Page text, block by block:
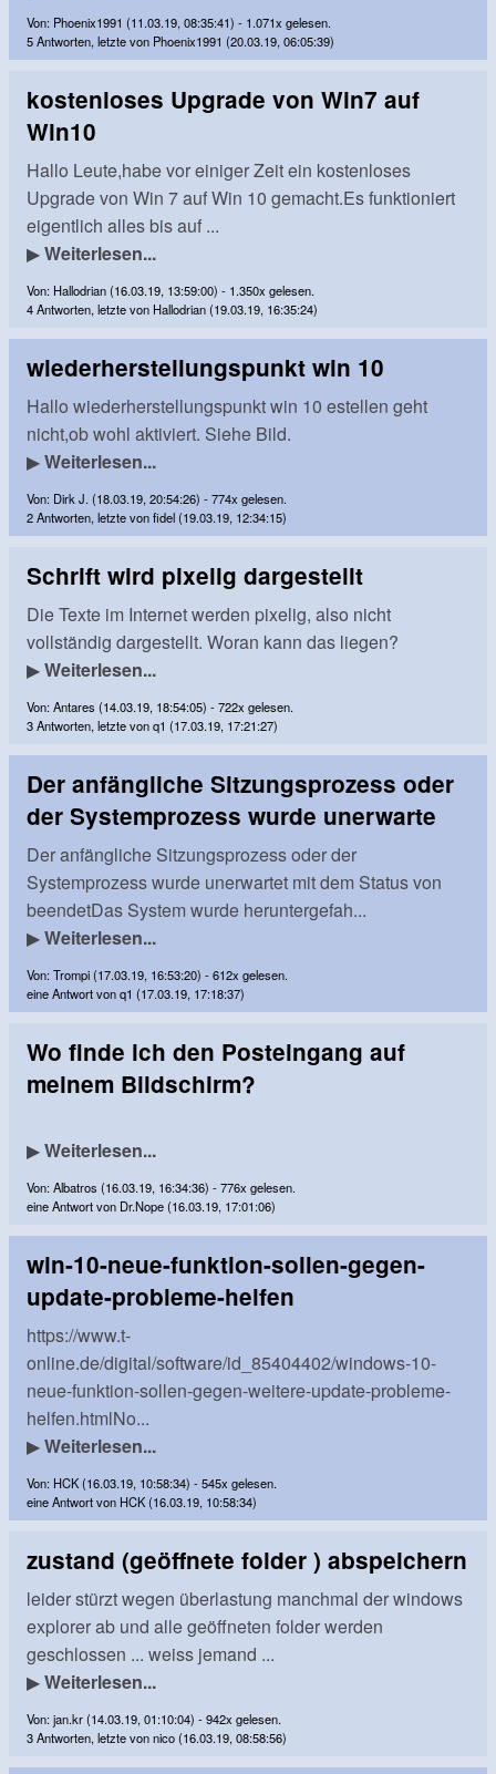
Von: Phoenix1991 (11.03.19, 08:35:41) - 1.071x gelesen.
5 Antworten, letzte von Phoenix1991 (20.03.19, 06:05:39)
kostenloses Upgrade von Win7 auf
Win10
Hallo Leute,habe vor einiger Zeit ein kostenloses
Upgrade von Win 7 auf Win 10 gemacht.Es funktioniert
eigentlich alles bis auf ...
▶Weiterlesen...
Von: Hallodrian (16.03.19, 13:59:00) - 1.350x gelesen.
4 Antworten, letzte von Hallodrian (19.03.19, 16:35:24)
wiederherstellungspunkt win 10
Hallo wiederherstellungspunkt win 10 estellen geht
nicht,ob wohl aktiviert. Siehe Bild.
▶Weiterlesen...
Von: Dirk J. (18.03.19, 20:54:26) - 774x gelesen.
2 Antworten, letzte von fidel (19.03.19, 12:34:15)
Schrift wird pixelig dargestellt
Die Texte im Internet werden pixelig, also nicht
vollständig dargestellt. Woran kann das liegen?
▶Weiterlesen...
Von: Antares (14.03.19, 18:54:05) - 722x gelesen.
3 Antworten, letzte von q1 (17.03.19, 17:21:27)
Der anfängliche Sitzungsprozess oder
der Systemprozess wurde unerwarte
Der anfängliche Sitzungsprozess oder der
Systemprozess wurde unerwartet mit dem Status von
beendetDas System wurde heruntergefah...
▶Weiterlesen...
Von: Trompi (17.03.19, 16:53:20) - 612x gelesen.
eine Antwort von q1 (17.03.19, 17:18:37)
Wo finde ich den Posteingang auf
meinem Bildschirm?
▶Weiterlesen...
Von: Albatros (16.03.19, 16:34:36) - 776x gelesen.
eine Antwort von Dr.Nope (16.03.19, 17:01:06)
win-10-neue-funktion-sollen-gegen-
update-probleme-helfen
https://www.t-
online.de/digital/software/id_85404402/windows-10-
neue-funktion-sollen-gegen-weitere-update-probleme-
helfen.htmlNo...
▶Weiterlesen...
Von: HCK (16.03.19, 10:58:34) - 545x gelesen.
eine Antwort von HCK (16.03.19, 10:58:34)
zustand (geöffnete folder ) abspeichern
leider stürzt wegen überlastung manchmal der windows
explorer ab und alle geöffneten folder werden
geschlossen ... weiss jemand ...
▶Weiterlesen...
Von: jan.kr (14.03.19, 01:10:04) - 942x gelesen.
3 Antworten, letzte von nico (16.03.19, 08:58:56)